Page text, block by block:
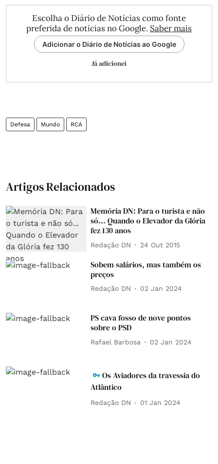
Escolha o Diário de Notícias como fonte
preferida de notícias no Google. Saber mais
Adicionar o Diário de Notícias ao Google
Já adicionei
Defesa Mundo RCA
Artigos Relacionados
Memória DN: Para o turista e não
só... Quando o Elevador da Glória
fez 130 anos
Redação DN 24 Out 2015
Sobem salários, mas também os
preços
Redação DN 02 Jan 2024
PS cava fosso de nove pontos
sobre o PSD
Rafael Barbosa 02 Jan 2024
Os Aviadores da travessia do
Atlântico
Redação DN 01 Jan 2024